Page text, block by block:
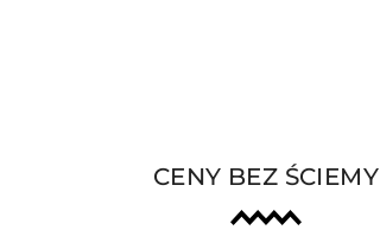
CENY BEZ ŚCIEMY